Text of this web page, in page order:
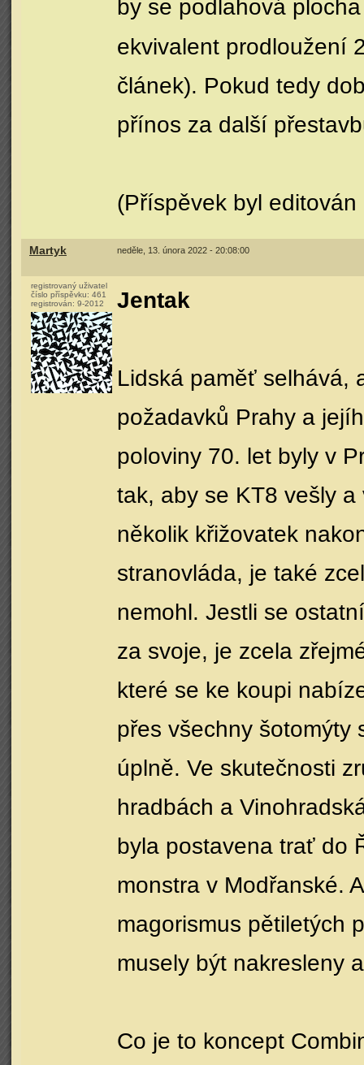
by se podlahová
ekvivalent prodloužení
článek). Pokud tedy
přínos za další
(Příspěvek byl
Martyk neděle, 13. února 2022 - 20:08:00
registrovaný uživatel
číslo příspěvku: 461
registrován: 9-2012 Jentak
Lidská paměť selhává,
požadavků Prahy a
poloviny 70. let byly v
tak, aby se KT8 vešly
několik křižovatek
stranovláda, je také
nemohl. Jestli se
za svoje, je zcela
které se ke koupi
přes všechny šotomýty
úplně. Ve skutečnosti
hradbách a
byla postavena trať do
monstra v Modřanské.
magorismus pětiletých
musely být nakresleny
Co je to koncept